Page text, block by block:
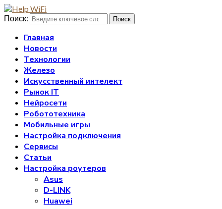
Поиск: Поиск
Главная
Новости
Технологии
Железо
Искусственный интелект
Рынок IT
Нейросети
Робототехника
Мобильные игры
Настройка подключения
Сервисы
Статьи
Настройка роутеров
Asus
D-LINK
Huawei